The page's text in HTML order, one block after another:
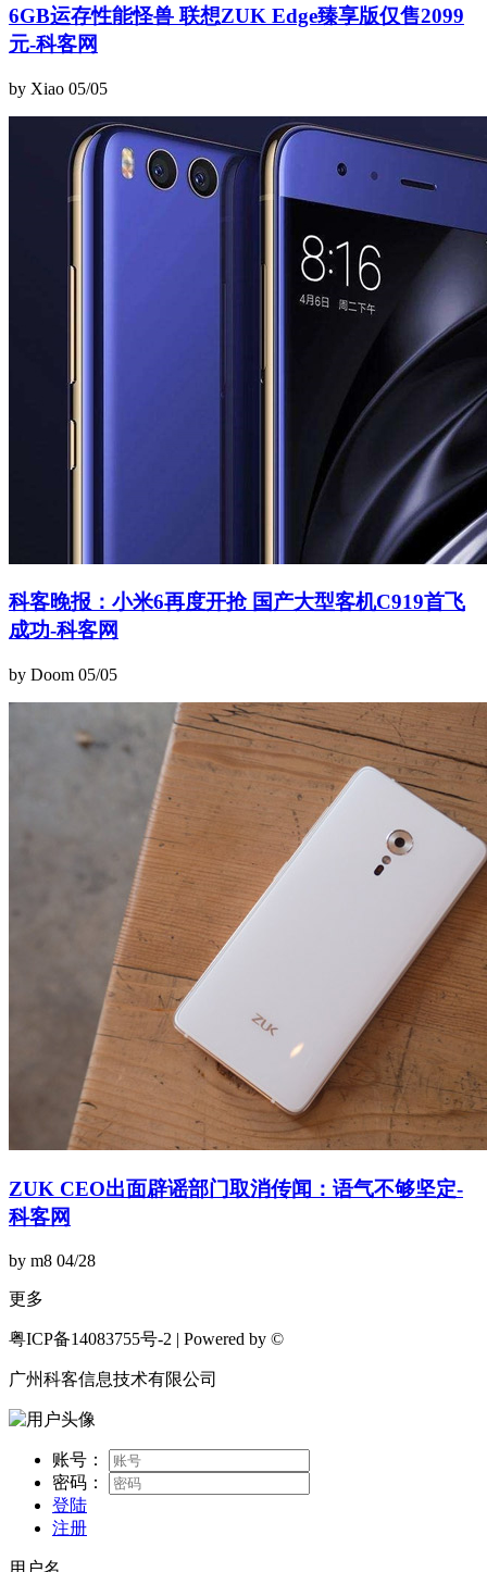
6GB运存性能怪兽 联想ZUK Edge臻享版仅售2099
元-科客网
by Xiao 05/05
科客晚报：小米6再度开抢 国产大型客机C919首飞
成功-科客网
by Doom 05/05
ZUK CEO出面辟谣部门取消传闻：语气不够坚定-
科客网
by m8 04/28
更多
粤ICP备14083755号-2 | Powered by ©
广州科客信息技术有限公司
账号：
密码：
登陆
注册